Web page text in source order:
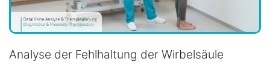
Analyse der Fehlhaltung der Wirbelsäule